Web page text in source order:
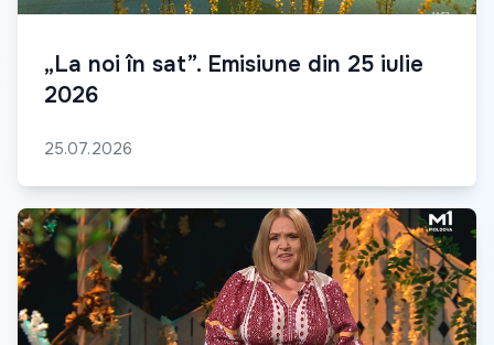
„La noi în sat”. Emisiune din 25 iulie
2026
25.07.2026